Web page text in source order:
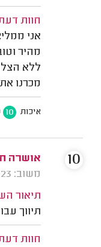
חוות
אני
מהיר
ללא
מכרנו
איכות 10
אושרה
משוב: 02/07/2023
תיאור
תיווך
חוות
10